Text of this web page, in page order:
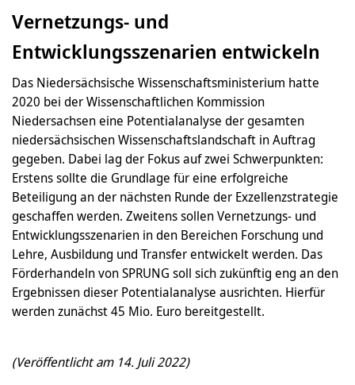
Vernetzungs- und
Entwicklungsszenarien entwickeln
Das Niedersächsische Wissenschaftsministerium hatte
2020 bei der Wissenschaftlichen Kommission
Niedersachsen eine Potentialanalyse der gesamten
niedersächsischen Wissenschaftslandschaft in Auftrag
gegeben. Dabei lag der Fokus auf zwei Schwerpunkten:
Erstens sollte die Grundlage für eine erfolgreiche
Beteiligung an der nächsten Runde der Exzellenzstrategie
geschaffen werden. Zweitens sollen Vernetzungs- und
Entwicklungsszenarien in den Bereichen Forschung und
Lehre, Ausbildung und Transfer entwickelt werden. Das
Förderhandeln von SPRUNG soll sich zukünftig eng an den
Ergebnissen dieser Potentialanalyse ausrichten. Hierfür
werden zunächst 45 Mio. Euro bereitgestellt.
(Veröffentlicht am 14. Juli 2022)